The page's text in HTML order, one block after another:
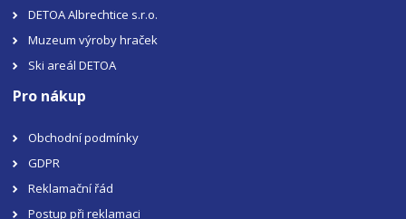
DETOA Albrechtice s.r.o.
Muzeum výroby hraček
Ski areál DETOA
Pro nákup
Obchodní podmínky
GDPR
Reklamační řád
Postup při reklamaci